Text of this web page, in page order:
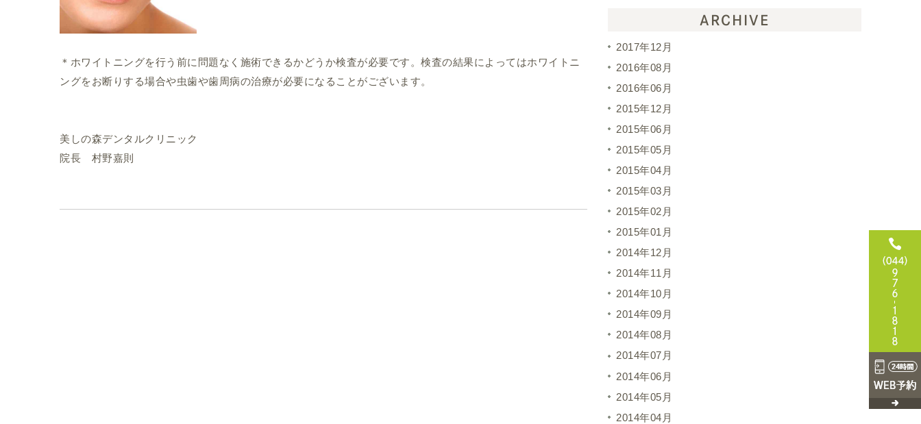
＊ホワイトニングを行う前に問題なく施術できるかどうか検査が必要です。検査の結果によってはホワイトニ
ングをお断りする場合や虫歯や歯周病の治療が必要になることがございます。
美しの森デンタルクリニック
院長 村野嘉則
ARCHIVE
2017年12月
2016年08月
2016年06月
2015年12月
2015年06月
2015年05月
2015年04月
2015年03月
2015年02月
2015年01月
2014年12月
2014年11月
2014年10月
2014年09月
2014年08月
2014年07月
2014年06月
2014年05月
2014年04月